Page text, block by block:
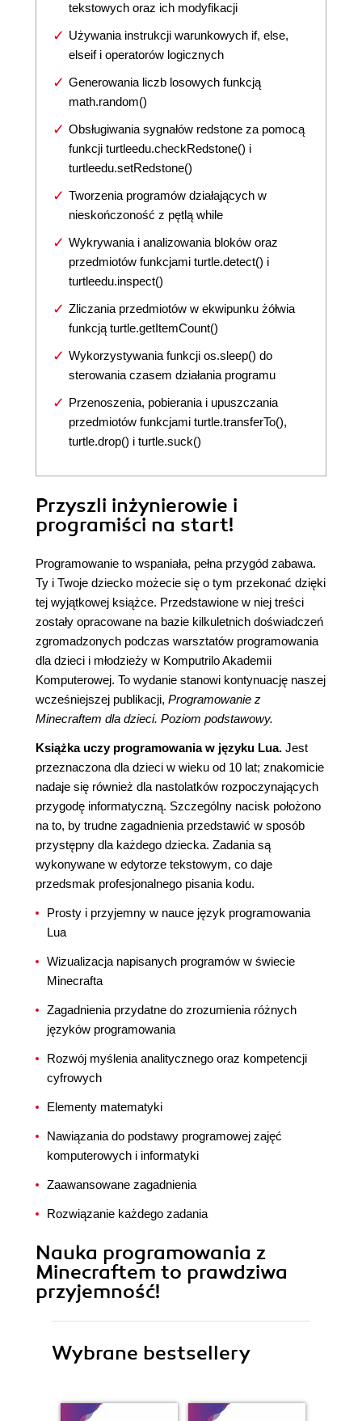
tekstowych oraz ich modyfikacji
Używania instrukcji warunkowych if, else,
elseif i operatorów logicznych
Generowania liczb losowych funkcją
math.random()
Obsługiwania sygnałów redstone za pomocą
funkcji turtleedu.checkRedstone() i
turtleedu.setRedstone()
Tworzenia programów działających w
nieskończoność z pętlą while
Wykrywania i analizowania bloków oraz
przedmiotów funkcjami turtle.detect() i
turtleedu.inspect()
Zliczania przedmiotów w ekwipunku żółwia
funkcją turtle.getItemCount()
Wykorzystywania funkcji os.sleep() do
sterowania czasem działania programu
Przenoszenia, pobierania i upuszczania
przedmiotów funkcjami turtle.transferTo(),
turtle.drop() i turtle.suck()
Przyszli inżynierowie i
programiści na start!
Programowanie to wspaniała, pełna przygód zabawa.
Ty i Twoje dziecko możecie się o tym przekonać dzięki
tej wyjątkowej książce. Przedstawione w niej treści
zostały opracowane na bazie kilkuletnich doświadczeń
zgromadzonych podczas warsztatów programowania
dla dzieci i młodzieży w Komputrilo Akademii
Komputerowej. To wydanie stanowi kontynuację naszej
wcześniejszej publikacji, Programowanie z
Minecraftem dla dzieci. Poziom podstawowy.
Książka uczy programowania w języku Lua. Jest
przeznaczona dla dzieci w wieku od 10 lat; znakomicie
nadaje się również dla nastolatków rozpoczynających
przygodę informatyczną. Szczególny nacisk położono
na to, by trudne zagadnienia przedstawić w sposób
przystępny dla każdego dziecka. Zadania są
wykonywane w edytorze tekstowym, co daje
przedsmak profesjonalnego pisania kodu.
Prosty i przyjemny w nauce język programowania
Lua
Wizualizacja napisanych programów w świecie
Minecrafta
Zagadnienia przydatne do zrozumienia różnych
języków programowania
Rozwój myślenia analitycznego oraz kompetencji
cyfrowych
Elementy matematyki
Nawiązania do podstawy programowej zajęć
komputerowych i informatyki
Zaawansowane zagadnienia
Rozwiązanie każdego zadania
Nauka programowania z
Minecraftem to prawdziwa
przyjemność!
Wybrane bestsellery